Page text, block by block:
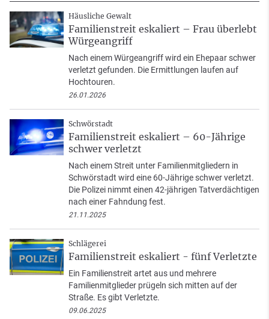
Häusliche Gewalt
Familienstreit eskaliert – Frau überlebt
Würgeangriff
Nach einem Würgeangriff wird ein Ehepaar schwer
verletzt gefunden. Die Ermittlungen laufen auf
Hochtouren.
26.01.2026
Schwörstadt
Familienstreit eskaliert – 60-Jährige
schwer verletzt
Nach einem Streit unter Familienmitgliedern in
Schwörstadt wird eine 60-Jährige schwer verletzt.
Die Polizei nimmt einen 42-jährigen Tatverdächtigen
nach einer Fahndung fest.
21.11.2025
Schlägerei
Familienstreit eskaliert - fünf Verletzte
Ein Familienstreit artet aus und mehrere
Familienmitglieder prügeln sich mitten auf der
Straße. Es gibt Verletzte.
09.06.2025